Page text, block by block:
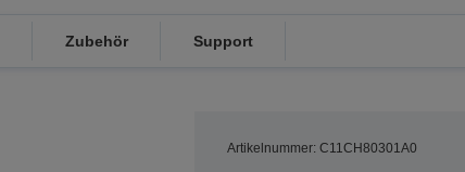
Zubehör Support
Artikelnummer: C11CH80301A0